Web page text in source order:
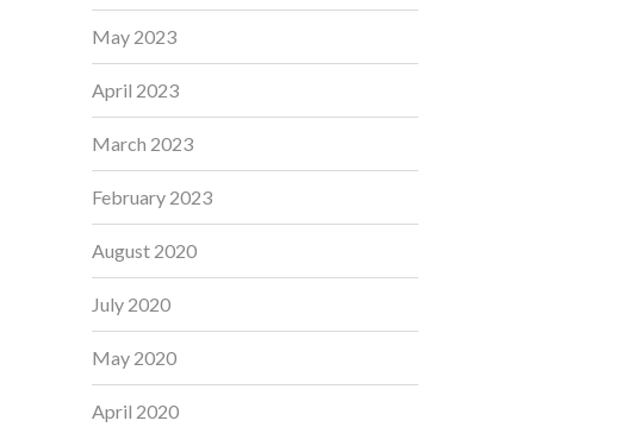
May 2023
April 2023
March 2023
February 2023
August 2020
July 2020
May 2020
April 2020